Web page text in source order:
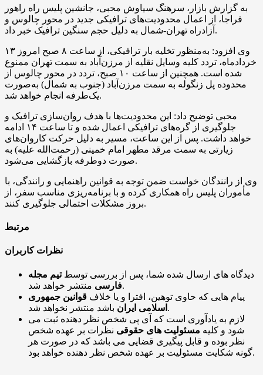
به گزارش بازار، سرهنگ سیاوش محبی، جانشین پلیس راه راهور
فراجا، از اعمال محدودیت‌های ترافیکی جدید در محور چالوس و
آزادراه تهران-شمال به دلیل حجم سنگین ترافیک خبر داد.
وی افزود: به‌منظور تخلیه بار ترافیکی، از ساعت ۸ صبح امروز ۱۳
خردادماه، تردد کلیه وسایل نقلیه از مرزن‌آباد به سمت تهران ممنوع
شده است. همچنین از ساعت ۱۰ صبح، تردد در محور چالوس از
محدوده پل زنگوله به سمت مرزن‌آباد (جنوب به شمال) به‌صورت
یک‌طرفه انجام خواهد شد.
محبی توضیح داد: این محدودیت‌ها با هدف روان‌سازی ترافیک و
جلوگیری از گره‌های ترافیکی اعمال شده و تا ساعت ۱۴ ادامه
خواهد داشت. پس از این ساعت، مسیر به دلیل حرکت کاروان‌های
زیارتی به سمت مرقد مطهر امام خمینی (رحمت‌الله علیه) به
صورت دوطرفه بازگشایی می‌شود.
وی از رانندگان خواست ضمن توجه به قوانین راهنمایی و رانندگی، با
مأموران پلیس راه همکاری کرده و با برنامه‌ریزی مناسب سفر، از
بروز مشکلات احتمالی جلوگیری کنند.
مرتبط
نظرات کاربران
دیدگاه های ارسال شده شما، پس از بررسی توسطتیم مجله
فارسیمنتشر خواهد شد.
پیام هایی که حاوی توهین، افترا و یا خلاف قوانین جمهوری
اسلامی ایران باشد منتشر نخواهد شد.
لازم به یادآوری است که آی پی شخص نظر دهنده ثبت می
شود و کلیه مسئولیت های حقوقی نظرات بر عهده شخص
نظر بوده و قابل پیگیری قضایی می باشد که در صورت هر
گونه شکایت مسئولیت بر عهده شخص نظر دهنده خواهد بود.